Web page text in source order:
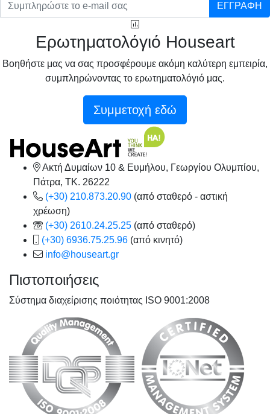
ΕΓΓΡΑΦΗ
Ερωτηματολόγιό Houseart
Βοηθήστε μας να σας προσφέρουμε ακόμη καλύτερη εμπειρία,
συμπληρώνοντας το ερωτηματολόγιό μας.
Συμμετοχή εδώ
Ακτή Δυμαίων 10 & Ευμήλου, Γεωργίου Ολυμπίου,
Πάτρα, TK. 26222
(+30) 210.873.20.90 (από σταθερό - αστική
χρέωση)
(+30) 2610.24.25.25 (από σταθερό)
(+30) 6936.75.25.96 (από κινητό)
info@houseart.gr
Πιστοποιήσεις
Σύστημα διαχείρισης ποιότητας ISO 9001:2008